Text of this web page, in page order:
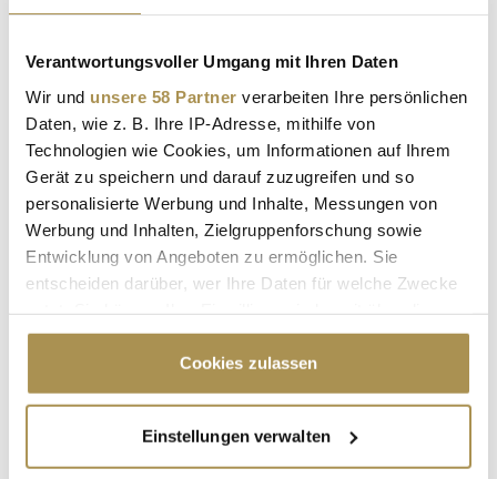
Verantwortungsvoller Umgang mit Ihren Daten
Wir und unsere 58 Partner verarbeiten Ihre persönlichen
Daten, wie z. B. Ihre IP-Adresse, mithilfe von
Technologien wie Cookies, um Informationen auf Ihrem
Gerät zu speichern und darauf zuzugreifen und so
personalisierte Werbung und Inhalte, Messungen von
Werbung und Inhalten, Zielgruppenforschung sowie
Entwicklung von Angeboten zu ermöglichen. Sie
entscheiden darüber, wer Ihre Daten für welche Zwecke
Cookie-Erklärung oder durch Klicken auf das Privacy
Trigger Symbol ändern oder widerrufen
Informationen über Ihre geografische Lage
erfassen, welche bis auf einige Meter genau sein
Cookies zulassen
Einstellungen verwalten